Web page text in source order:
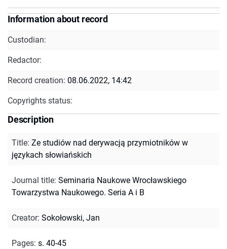
Information about record
Custodian:
Redactor:
Record creation: 08.06.2022, 14:42
Copyrights status:
Description
Title: Ze studiów nad derywacją przymiotników w
językach słowiańskich
Journal title: Seminaria Naukowe Wrocławskiego
Towarzystwa Naukowego. Seria A i B
Creator: Sokołowski, Jan
Pages: s. 40-45